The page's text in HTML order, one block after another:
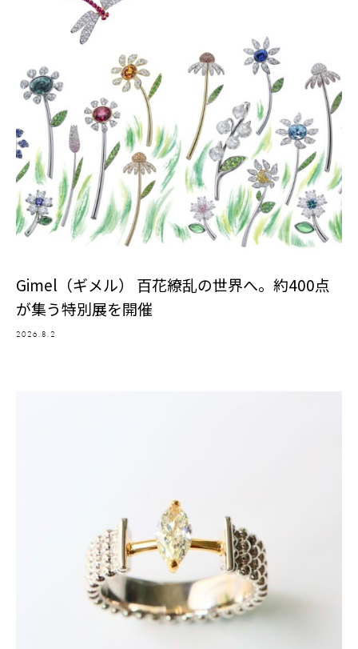
Gimel（ギメル） 百花繚乱の世界へ。約400点
が集う特別展を開催
2026.8.2